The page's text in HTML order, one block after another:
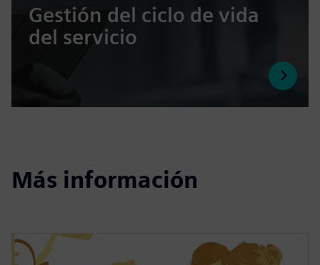
Gestión del ciclo de vida
del servicio
Más información